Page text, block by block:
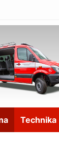
Technika